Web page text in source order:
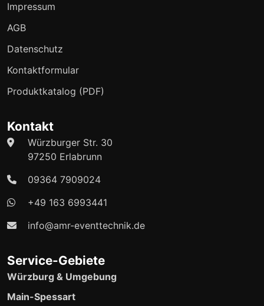
Impressum
AGB
Datenschutz
Kontaktformular
Produktkatalog (PDF)
Kontakt
Würzburger Str. 30
97250 Erlabrunn
09364 7909024
+49 163 6993441
info@amr-eventtechnik.de
Service-Gebiete
Würzburg & Umgebung
Main-Spessart